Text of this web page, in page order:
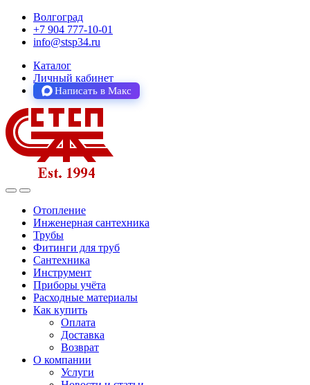
Волгоград
+7 904 777-10-01
info@stsp34.ru
Каталог
Личный кабинет
Написать в Макс
Отопление
Инженерная сантехника
Трубы
Фитинги для труб
Сантехника
Инструмент
Приборы учёта
Расходные материалы
Как купить
Оплата
Доставка
Возврат
О компании
Услуги